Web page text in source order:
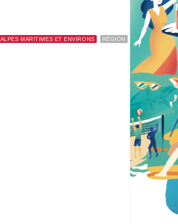
ALPES MARITIMES ET ENVIRONS RÉGION